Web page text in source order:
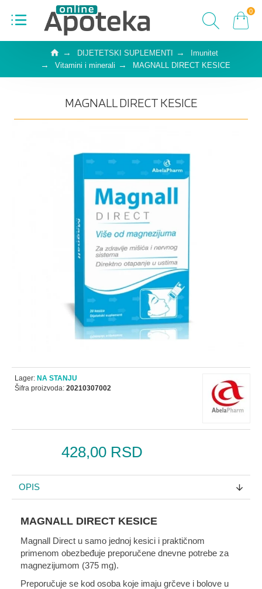
0
DIJETETSKI SUPLEMENTI
Imunitet
Vitamini i minerali
MAGNALL DIRECT KESICE
MAGNALL DIRECT KESICE
428,00 RSD
Lager: NA STANJU
Šifra proizvoda: 20210307002
OPIS
MAGNALL DIRECT KESICE
Magnall Direct u samo jednoj kesici i praktičnom
primenom obezbeđuje preporučene dnevne potrebe za
magnezijumom (375 mg).
Preporučuje se kod osoba koje imaju grčeve i bolove u